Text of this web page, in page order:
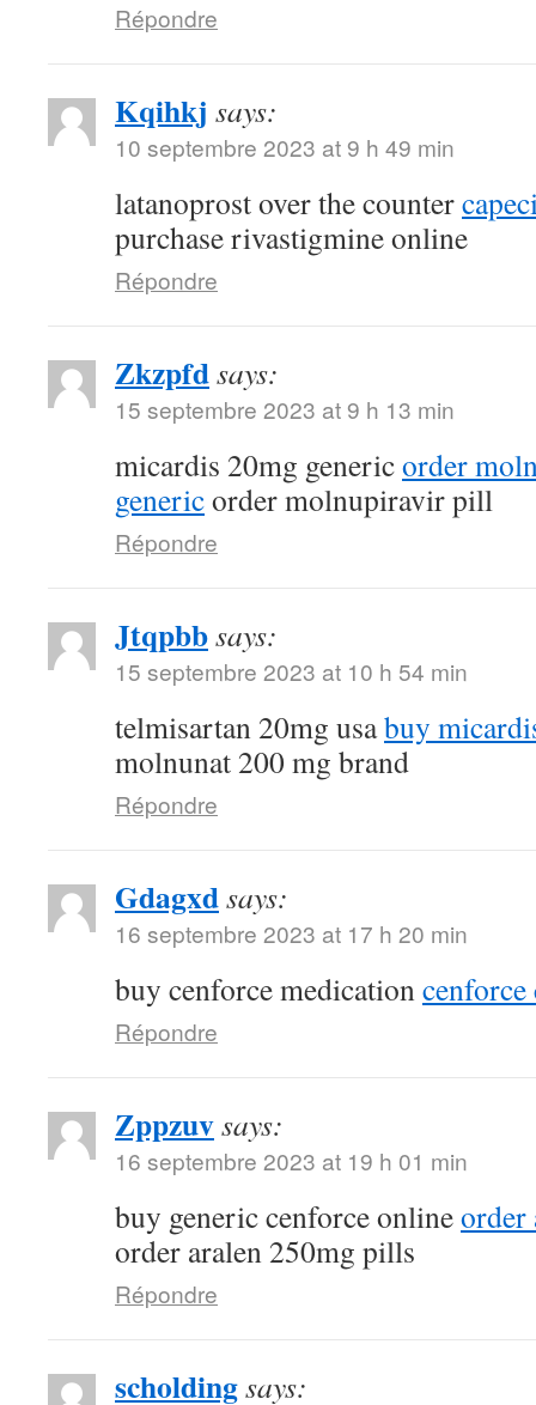
Répondre
Kqihkj says:
10 septembre 2023 at 9 h 49 min
latanoprost over the counter
purchase rivastigmine online
Répondre
Zkzpfdsays:
15 septembre 2023 at 9 h 13 min
micardis 20mg genericorder
genericorder molnupiravir pill
Répondre
Jtqpbbsays:
15 septembre 2023 at 10 h 54 min
telmisartan 20mg usabuy
molnunat 200 mg brand
Répondre
Gdagxdsays:
16 septembre 2023 at 17 h 20 min
buy cenforce medicationcenforce
Répondre
Zppzuvsays:
16 septembre 2023 at 19 h 01 min
buy generic cenforce onlineorder
order aralen 250mg pills
Répondre
scholdingsays: